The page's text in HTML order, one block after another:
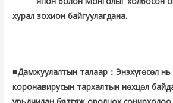
хурал зохион байгуулагдана.
■Дамжуулалтын талаар：Энэхүү тѳсѳл
коронавирусын тархалтын нѳхцѳл